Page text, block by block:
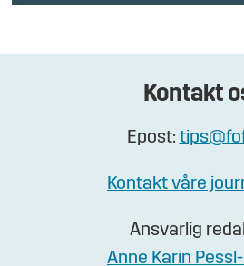
Kontakt
Epost:
Kontakt våre
Ansvarlig
Anne Karin